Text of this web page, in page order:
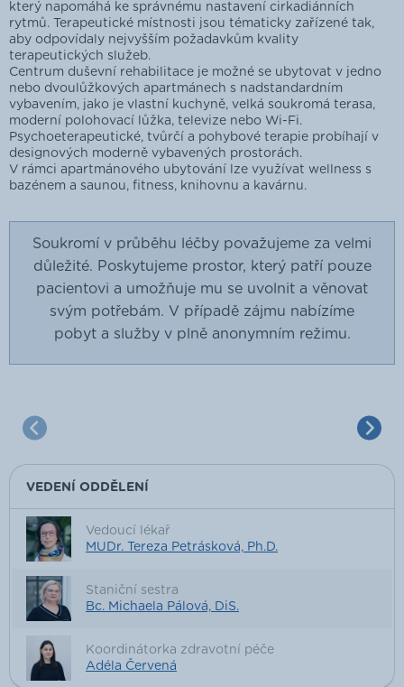
který napomáhá ke správnému nastavení cirkadiánních
rytmů. Terapeutické místnosti jsou tématicky zařízené tak,
aby odpovídaly nejvyšším požadavkům kvality
terapeutických služeb.
Centrum duševní rehabilitace je možné se ubytovat v jedno
nebo dvoulůžkových apartmánech s nadstandardním
vybavením, jako je vlastní kuchyně, velká soukromá terasa,
moderní polohovací lůžka, televize nebo Wi-Fi.
Psychoeterapeutické, tvůrčí a pohybové terapie probíhají v
designových moderně vybavených prostorách.
V rámci apartmánového ubytování lze využívat wellness s
bazénem a saunou, fitness, knihovnu a kavárnu.
Soukromí v průběhu léčby považujeme za velmi
důležité. Poskytujeme prostor, který patří pouze
pacientovi a umožňuje mu se uvolnit a věnovat
svým potřebám. V případě zájmu nabízíme
pobyt a služby v plně anonymním režimu.
VEDENÍ ODDĚLENÍ
Vedoucí lékař
MUDr. Tereza Petrásková, Ph.D.
Staniční sestra
Bc. Michaela Pálová, DiS.
Koordinátorka zdravotní péče
Adéla Červená